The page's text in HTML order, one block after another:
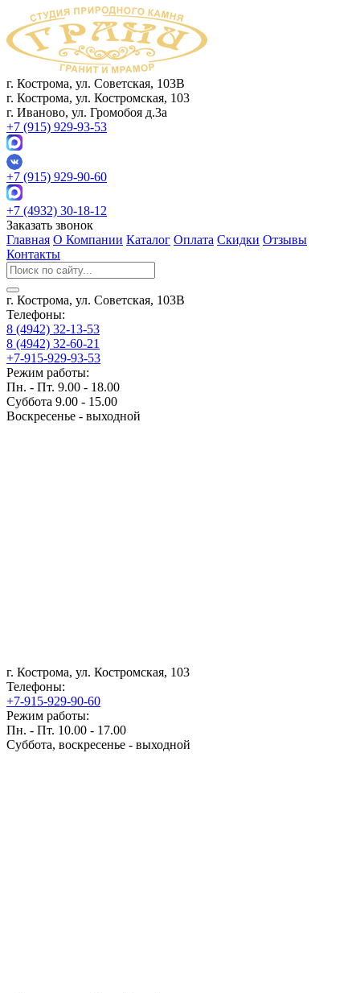
г. Кострома, ул. Советская, 103В
г. Кострома, ул. Костромская, 103
г. Иваново, ул. Громобоя д.3а
+7 (915) 929-93-53
+7 (915) 929-90-60
+7 (4932) 30-18-12
Заказать звонок
Главная О Компании Каталог Оплата Скидки Отзывы
Контакты
г. Кострома, ул. Советская, 103В
Телефоны:
8 (4942) 32-13-53
8 (4942) 32-60-21
+7-915-929-93-53
Режим работы:
Пн. - Пт. 9.00 - 18.00
Суббота 9.00 - 15.00
Воскресенье - выходной
г. Кострома, ул. Костромская, 103
Телефоны:
+7-915-929-90-60
Режим работы:
Пн. - Пт. 10.00 - 17.00
Суббота, воскресенье - выходной